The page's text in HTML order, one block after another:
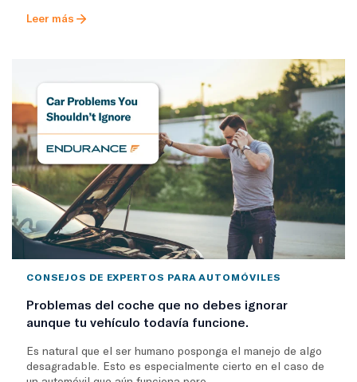
Leer más
CONSEJOS DE EXPERTOS PARA AUTOMÓVILES
Problemas del coche que no debes ignorar
aunque tu vehículo todavía funcione.
Es natural que el ser humano posponga el manejo de algo
desagradable. Esto es especialmente cierto en el caso de